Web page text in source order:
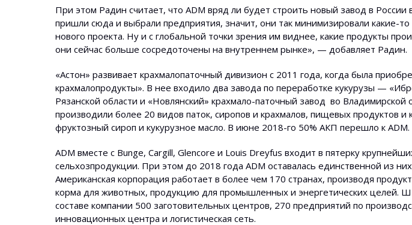
При этом Радин считает, что ADM вряд ли будет строить новый завод в
пришли сюда и выбрали предприятия, значит, они так минимизировали какие-
нового проекта. Ну и с глобальной точки зрения им виднее, какие продукты
они сейчас больше сосредоточены на внутреннем рынке», — добавляет Радин.
«Астон» развивает крахмалопаточный дивизион с 2011 года, когда была
крахмалопродукты». В нее входило два завода по переработке кукурузы —
Рязанской области и «Новлянский» крахмало-паточный завод во Владимирской
производили более 20 видов паток, сиропов и крахмалов, пищевых продуктов и
фруктозный сироп и кукурузное масло. В июне 2018-го 50% АКП перешло к ADM.
ADM вместе с Bunge, Cargill, Glencore и Louis Dreyfus входит в пятерку
сельхозпродукции. При этом до 2018 года ADM оставалась единственной из
Американская корпорация работает в более чем 170 странах, производя
корма для животных, продукцию для промышленных и энергетических целей.
составе компании 500 заготовительных центров, 270 предприятий по
инновационных центра и логистическая сеть.